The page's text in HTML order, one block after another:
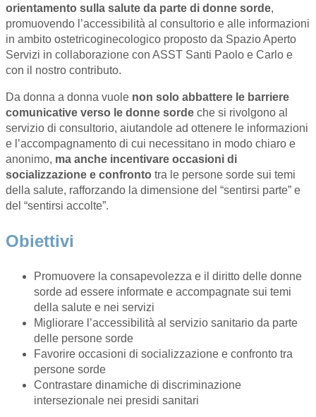
orientamento sulla salute da parte di donne sorde,
promuovendo l’accessibilità al consultorio e alle informazioni
in ambito ostetricoginecologico proposto da Spazio Aperto
Servizi in collaborazione con ASST Santi Paolo e Carlo e
con il nostro contributo.
Da donna a donna vuole non solo abbattere le barriere
comunicative verso le donne sorde che si rivolgono al
servizio di consultorio, aiutandole ad ottenere le informazioni
e l’accompagnamento di cui necessitano in modo chiaro e
anonimo, ma anche incentivare occasioni di
socializzazione e confronto tra le persone sorde sui temi
della salute, rafforzando la dimensione del “sentirsi parte” e
del “sentirsi accolte”.
Obiettivi
Promuovere la consapevolezza e il diritto delle donne
sorde ad essere informate e accompagnate sui temi
della salute e nei servizi
Migliorare l’accessibilità al servizio sanitario da parte
delle persone sorde
Favorire occasioni di socializzazione e confronto tra
persone sorde
Contrastare dinamiche di discriminazione
intersezionale nei presidi sanitari